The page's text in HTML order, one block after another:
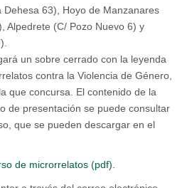
Dehesa 63), Hoyo de Manzanares
Alpedrete (C/ Pozo Nuevo 6) y
un sobre cerrado con la leyenda
contra la Violencia de Género,
que concursa. El contenido de la
de presentación se puede consultar
que se pueden descargar en el
de microrrelatos (pdf).